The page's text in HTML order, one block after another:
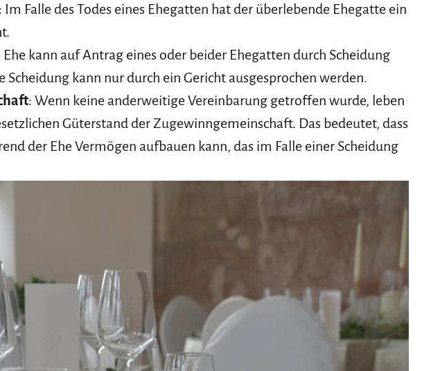
Im Falle des Todes eines Ehegatten hat der überlebende Ehegatte ein
Ehe kann auf Antrag eines oder beider Ehegatten durch Scheidung
Scheidung kann nur durch ein Gericht ausgesprochen werden.
: Wenn keine anderweitige Vereinbarung getroffen wurde, leben
Güterstand der Zugewinngemeinschaft. Das bedeutet, dass
der Ehe Vermögen aufbauen kann, das im Falle einer Scheidung